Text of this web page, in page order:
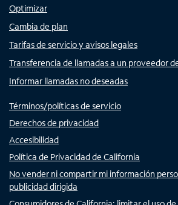
Optimizar
Cambia de plan
Tarifas de servicio y avisos legales
Transferencia de llamadas a un proveedor
Informar llamadas no deseadas
Términos/políticas de servicio
Derechos de privacidad
Accesibilidad
Política de Privacidad de California
No vender ni compartir mi información
publicidad dirigida